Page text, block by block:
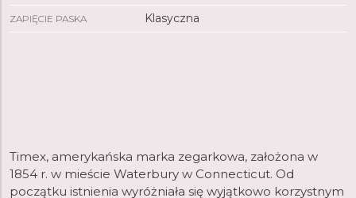
ZAPIĘCIE PASKA Klasyczna
Timex, amerykańska marka zegarkowa, założona w
1854 r. w mieście Waterbury w Connecticut. Od
początku istnienia wyróżniała się wyjątkowo korzystnym